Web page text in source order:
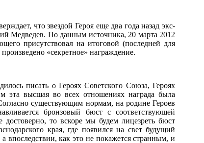
что звездой Героя еще два года назад экс-
Медведев. По данным источника, 20 марта 2012
присутствовал на итоговой (последней для
«секретное» награждение.
писать о Героях Советского Союза, Героях
высшая во всех отношениях награда была
существующим нормам, на родине Героев
бронзовый бюст с соответствующей
то вскоре мы будем лицезреть бюст
края, где появился на свет будущий
впоследствии, как это не покажется странным, и